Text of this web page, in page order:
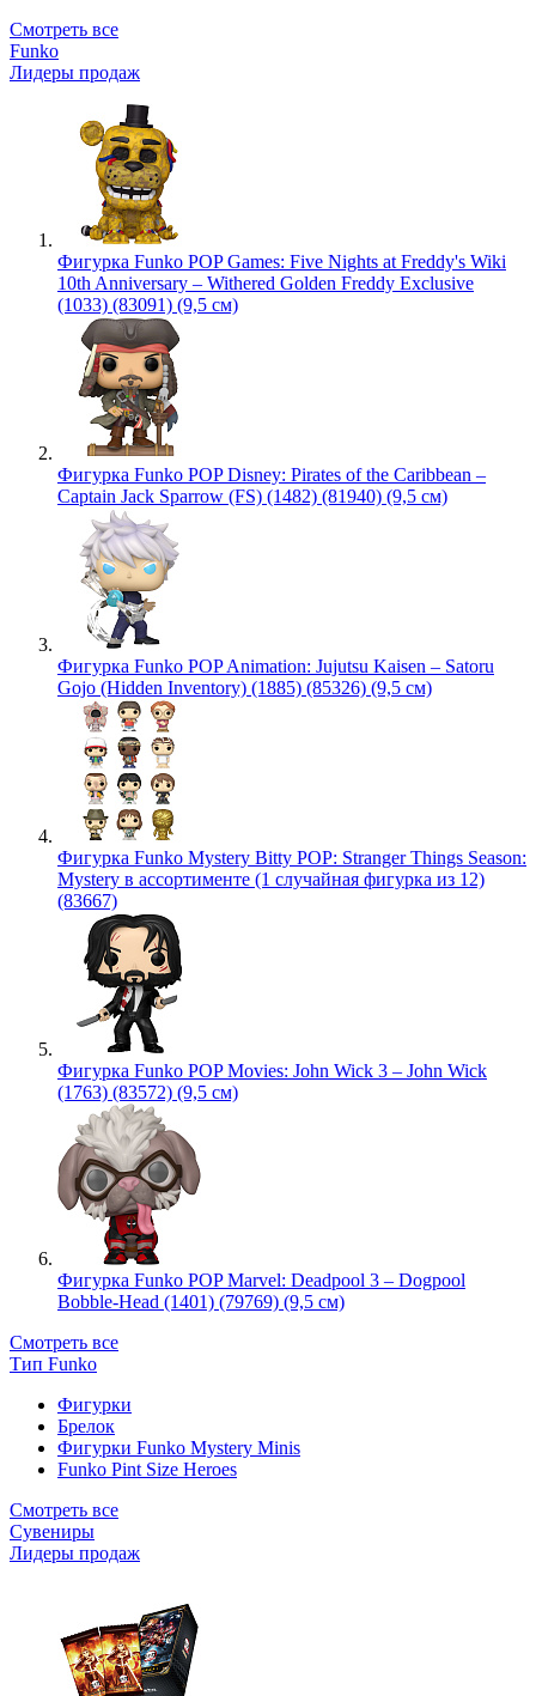
Смотреть все
Funko
Лидеры продаж
Фигурка Funko POP Games: Five Nights at Freddy's Wiki
10th Anniversary – Withered Golden Freddy Exclusive
(1033) (83091) (9,5 см)
Фигурка Funko POP Disney: Pirates of the Caribbean –
Captain Jack Sparrow (FS) (1482) (81940) (9,5 см)
Фигурка Funko POP Animation: Jujutsu Kaisen – Satoru
Gojo (Hidden Inventory) (1885) (85326) (9,5 см)
Фигурка Funko Mystery Bitty POP: Stranger Things Season:
Mystery в ассортименте (1 случайная фигурка из 12)
(83667)
Фигурка Funko POP Movies: John Wick 3 – John Wick
(1763) (83572) (9,5 см)
Фигурка Funko POP Marvel: Deadpool 3 – Dogpool
Bobble-Head (1401) (79769) (9,5 см)
Смотреть все
Тип Funko
Фигурки
Брелок
Фигурки Funko Mystery Minis
Funko Pint Size Heroes
Смотреть все
Сувениры
Лидеры продаж